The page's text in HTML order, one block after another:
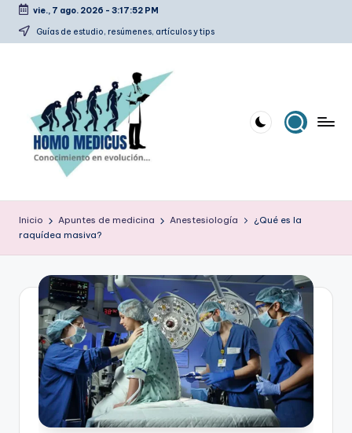
Saltar
vie., 7 ago. 2026 - 3:17:53 PM
Guías de estudio, resúmenes, artículos y tips
o
m
m
d
ic
estudio,
tips
Inicio Apuntes de medicina Anestesiología
¿Qué es la
raquídea masiva?